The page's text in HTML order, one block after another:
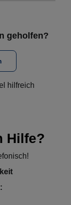
geholfen?
hilfreich
Hilfe?